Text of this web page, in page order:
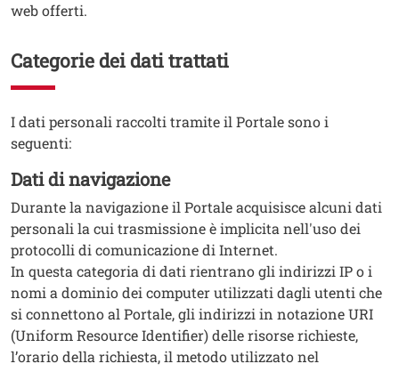
web offerti.
Categorie dei dati trattati
Testo
I dati personali raccolti tramite il Portale sono i
seguenti:
Testo
Dati di navigazione
Durante la navigazione il Portale acquisisce alcuni dati
personali la cui trasmissione è implicita nell'uso dei
protocolli di comunicazione di Internet.
In questa categoria di dati rientrano gli indirizzi IP o i
nomi a dominio dei computer utilizzati dagli utenti che
si connettono al Portale, gli indirizzi in notazione URI
(Uniform Resource Identifier) delle risorse richieste,
l’orario della richiesta, il metodo utilizzato nel